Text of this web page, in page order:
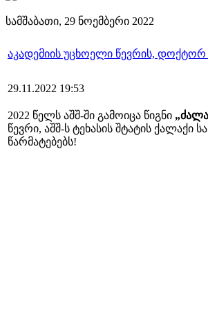
სამშაბათი, 29 ნოემბერი 2022
აკადემიის უცხოელი წევრის, დოქტორ
29.11.2022 19:53
2022 წელს აშშ-ში გამოიცა წიგნი
წევრი, აშშ-ს ტეხასის შტატის
წარმატებებს!